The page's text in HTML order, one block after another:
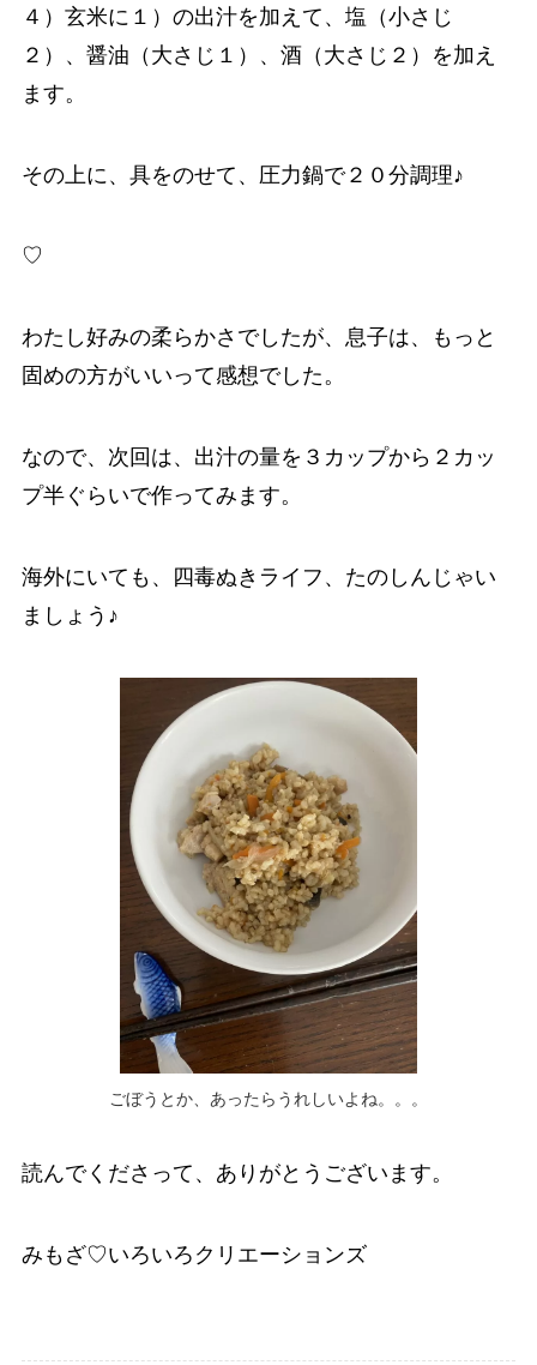
４）玄米に１）の出汁を加えて、塩（小さじ
２）、醤油（大さじ１）、酒（大さじ２）を加え
ます。
その上に、具をのせて、圧力鍋で２０分調理♪
♡
わたし好みの柔らかさでしたが、息子は、もっと
固めの方がいいって感想でした。
なので、次回は、出汁の量を３カップから２カッ
プ半ぐらいで作ってみます。
海外にいても、四毒ぬきライフ、たのしんじゃい
ましょう♪
ごぼうとか、あったらうれしいよね。。。
読んでくださって、ありがとうございます。
みもざ♡いろいろクリエーションズ